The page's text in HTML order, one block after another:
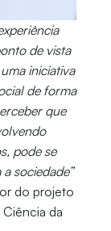
de vista
iniciativa
de forma
que
pode se
sociedade”
do projeto
da